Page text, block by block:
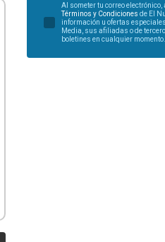
Al someter tu correo electrónico,
Términos y Condiciones de El
información u ofertas
Media, sus afiliadas o de
boletines en cualquier momento.